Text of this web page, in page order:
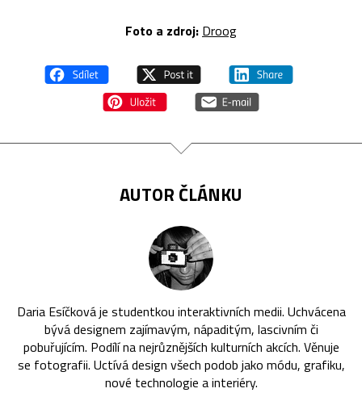
Foto a zdroj: Droog
AUTOR ČLÁNKU
Daria Esíčková je studentkou interaktivních medii. Uchvácena
bývá designem zajímavým, nápaditým, lascivním či
pobuřujícím. Podílí na nejrůznějších kulturních akcích. Věnuje
se fotografii. Uctívá design všech podob jako módu, grafiku,
nové technologie a interiéry.